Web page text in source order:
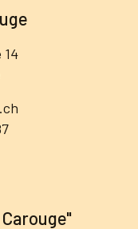
14